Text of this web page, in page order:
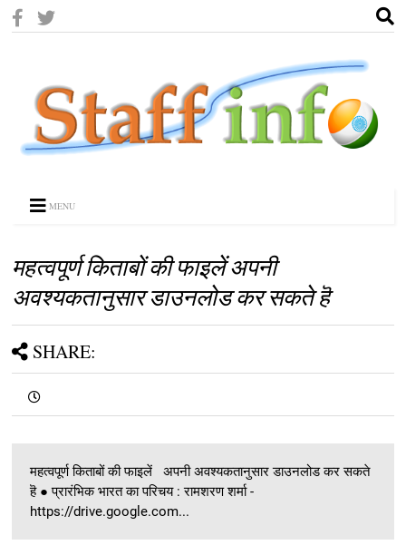
MENU
महत्वपूर्ण किताबों की फाइलें अपनी
अवश्यकतानुसार डाउनलोड कर सकते हॆ
SHARE:
महत्वपूर्ण किताबों की फाइलें अपनी अवश्यकतानुसार डाउनलोड कर सकते
हॆ ● प्रारंभिक भारत का परिचय : रामशरण शर्मा -
https://drive.google.com...